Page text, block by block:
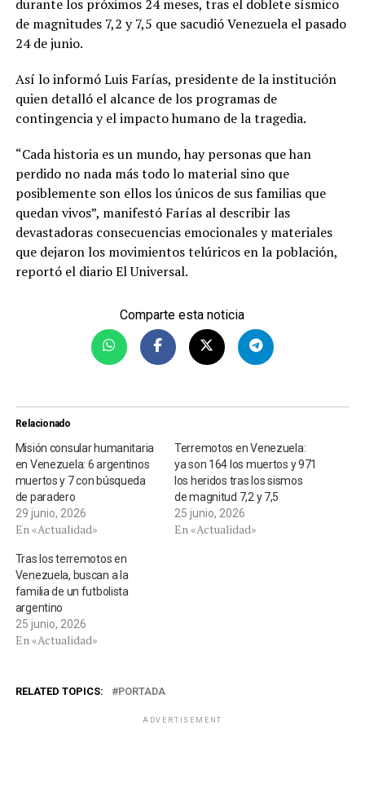
durante los próximos 24 meses, tras el doblete sísmico
de magnitudes 7,2 y 7,5 que sacudió Venezuela el pasado
24 de junio.
Así lo informó Luis Farías, presidente de la institución
quien detalló el alcance de los programas de
contingencia y el impacto humano de la tragedia.
“Cada historia es un mundo, hay personas que han
perdido no nada más todo lo material sino que
posiblemente son ellos los únicos de sus familias que
quedan vivos”, manifestó Farías al describir las
devastadoras consecuencias emocionales y materiales
que dejaron los movimientos telúricos en la población,
reportó el diario El Universal.
Comparte esta noticia
Relacionado
Misión consular humanitaria
en Venezuela: 6 argentinos
muertos y 7 con búsqueda
de paradero
29 junio, 2026
En «Actualidad»
Terremotos en Venezuela:
ya son 164 los muertos y 971
los heridos tras los sismos
de magnitud 7,2 y 7,5
25 junio, 2026
En «Actualidad»
Tras los terremotos en
Venezuela, buscan a la
familia de un futbolista
argentino
25 junio, 2026
En «Actualidad»
RELATED TOPICS: PORTADA
ADVERTISEMENT